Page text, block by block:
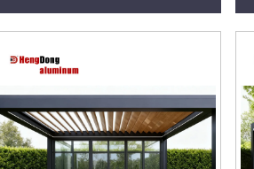
градина, модерен алуминиев